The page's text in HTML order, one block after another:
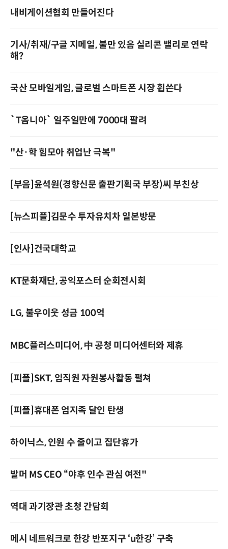
내비게이션협회 만들어진다
기사/취재/구글 지메일, 불만 있음 실리콘 밸리로 연락
해?
국산 모바일게임, 글로벌 스마트폰 시장 휩쓴다
`T옴니아` 일주일만에 7000대 팔려
"산·학 힘모아 취업난 극복"
[부음]윤석원(경향신문 출판기획국 부장)씨 부친상
[뉴스피플]김문수 투자유치차 일본방문
[인사]건국대학교
KT문화재단, 공익포스터 순회전시회
LG, 불우이웃 성금 100억
MBC플러스미디어, 中 공청 미디어센터와 제휴
[피플]SKT, 임직원 자원봉사활동 펼쳐
[피플]휴대폰 엄지족 달인 탄생
하이닉스, 인원 수 줄이고 집단휴가
발머 MS CEO “야후 인수 관심 여전"
역대 과기장관 초청 간담회
메시 네트워크로 한강 반포지구 ‘u한강’ 구축